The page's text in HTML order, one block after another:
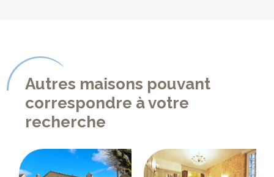
Autres maisons pouvant
correspondre à votre
recherche